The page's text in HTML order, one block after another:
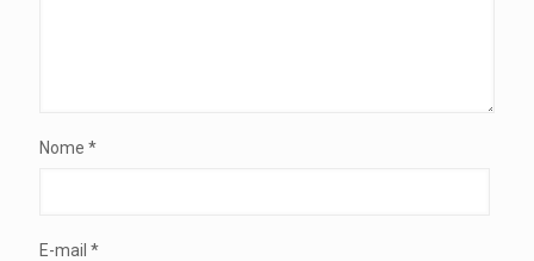
Nome *
E-mail *